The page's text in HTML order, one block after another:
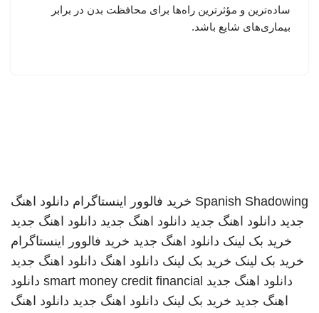
ساده‌ترین و مؤثرترین راه‌ها برای محافظت بدن در برابر
بیماری‌های شایع باشد.
Spanish Shadowing خرید فالوور اینستاگرام دانلود اهنگ
جدید دانلود اهنگ جدید دانلود اهنگ جدید دانلود اهنگ جدید
خرید بک لینک دانلود اهنگ جدید خرید فالوور اینستاگرام
خرید بک لینک خرید بک لینک دانلود اهنگ دانلود اهنگ جدید
دانلود اهنگ جدید smart money credit financial دانلود
اهنگ جدید خرید بک لینک دانلود اهنگ جدید دانلود اهنگ